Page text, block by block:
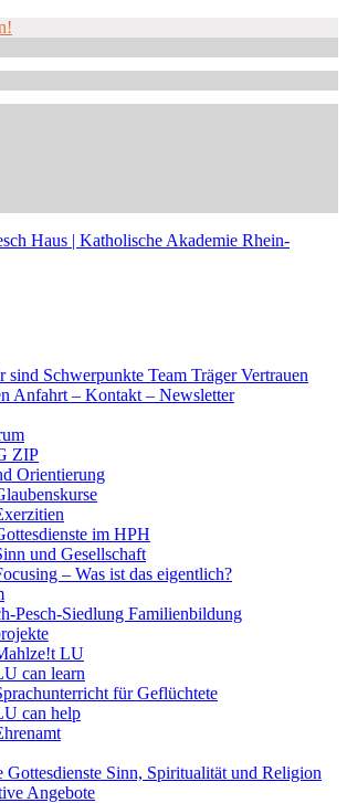
sind Schwerpunkte Team TrägerVertrauen
Anfahrt – Kontakt – Newsletter
ZIP
Orientierung
im HPH
und Gesellschaft
– Was ist das eigentlich?
Pesch-Siedlung Familienbildung
LU
can learn
für Geflüchtete
can help
Gottesdienste Sinn, Spiritualität und Religion
Angebote